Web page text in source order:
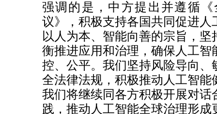
强调的是，中方提出并遵循
议》，积极支持各国共同促进人
以人为本、智能向善的宗旨，
衡推进应用和治理，确保人工智
控、公平。我们坚持风险导向、
全法律法规，积极推动人工智能
我们将继续同各方积极开展对话
践，推动人工智能全球治理形成